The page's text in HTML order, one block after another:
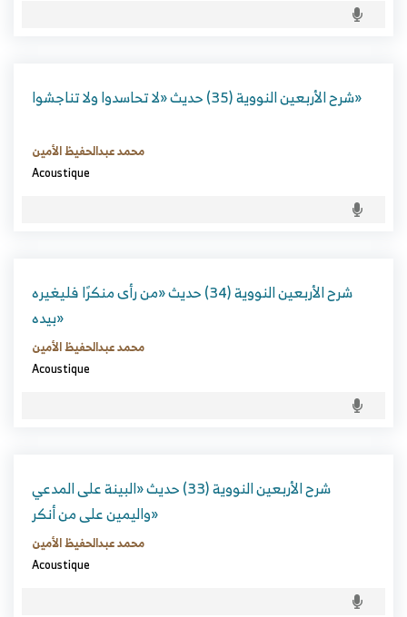
شرح الأربعين النووية (35) حديث «لا تحاسدوا ولا تناجشوا»
محمد عبدالحفيظ الأمين
Acoustique
شرح الأربعين النووية (34) حديث «من رأى منكرًا فليغيره
بيده»
محمد عبدالحفيظ الأمين
Acoustique
شرح الأربعين النووية (33) حديث «البينة على المدعي
واليمين على من أنكر»
محمد عبدالحفيظ الأمين
Acoustique